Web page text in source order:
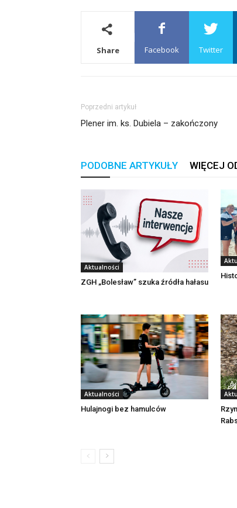
Share Facebook Twitter
Poprzedni artykuł
Plener im. ks. Dubiela – zakończony
PODOBNE ARTYKUŁY WIĘCEJ
Aktualności
ZGH „Bolesław” szuka źródła hałasu
Aktualności
Hulajnogi bez hamulców